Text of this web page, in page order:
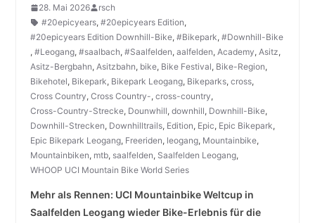
28. Mai 2026
rsch
#20epicyears, #20epicyears Edition,
#20epicyears Edition Downhill-Bike, #Bikepark, #Downhill-Bike
, #Leogang, #saalbach, #Saalfelden, aalfelden, Academy, Asitz,
Asitz-Bergbahn, Asitzbahn, bike, Bike Festival, Bike-Region,
Bikehotel, Bikepark, Bikepark Leogang, Bikeparks, cross,
Cross Country, Cross Country-, cross-country,
Cross-Country-Strecke, Dounwhill, downhill, Downhill-Bike,
Downhill-Strecken, Downhilltrails, Edition, Epic, Epic Bikepark,
Epic Bikepark Leogang, Freeriden, leogang, Mountainbike,
Mountainbiken, mtb, saalfelden, Saalfelden Leogang,
WHOOP UCI Mountain Bike World Series
Mehr als Rennen: UCI Mountainbike Weltcup in
Saalfelden Leogang wieder Bike-Erlebnis für die